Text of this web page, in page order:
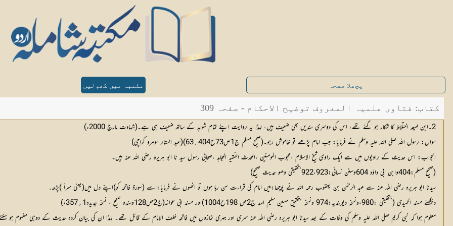
پچھلا صفحہ مکتبہ میں کھولیں
کتاب: فتاوی علمیہ المعروف توضیح الاحکام - صفحہ 309
2۔ابن لہیعہ اختلاط کا شکار ہو گئے تھے، اس کی دوسری سندیں بھی ضعیف ہیں، لہذا یہ روایت اپنے تمام شواہد کے ساتھ ضعیف ہی ہے۔(شہادت مارچ 2000ء)
سوال: رسول اللہ صلی اللہ علیہ وسلم نے فرمایا: جب امام پڑھے تو خاموش رہو۔(صحیح مسلم ج1ص73ح404؍63)(عبد الستار سومرو کراچی)
الجواب: اس حدیث کے راویوں میں سے ایک راوی شیخ الاسلام ،محبوب المومنین ،المحدث الفقیہ المجاہد ،صحابی رسول سید نا ابو ہریرہ رضی اللہ عنہ ہیں۔
(صحیح مسلم:404وابن ابی داؤد 604وسنن نسائی:922،923بتحقیقی وھو حدیث صحیح)
سیدنا ابو ہریرہ رضی اللہ عنہ سے عبد الرحمٰن بن یعقوب رحمہ اللہ نے پوچھا:میں امام کی قراءت سن رہا ہوں تو انھوں نے فرمایا:اسے (سورۃ فاتحہ کو)اپنے دل میں(یعنی سراً )پڑھ۔
دیکھئے مسند الحمیدی (بتحقیقی :980،ونسخہ دیوبندیہ:974 ونسخہ بتحقیق حسین سلیم اسد ج2ص 198ح1004)اور مسند ابی عوانہ(ج2ص128وسندہ صحیح ، نسخہ جدیدہ1؍357،)
معلوم ہوا کہ نبی کریم صلی اللہ علیہ وسلم کی وفات کے بعد سیدنا ابو ہریرہ رضی اللہ عنہ سری اور جہری نمازوں میں فاتحہ خلف الامام کے قائل تھے۔ لہٰذا ان کی بیان کردہ حدیث کے دوہی مفہوم ہو